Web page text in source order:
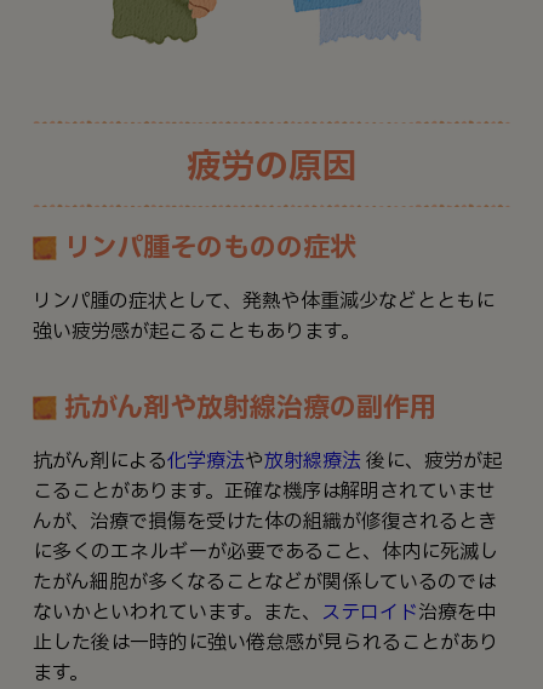
疲労の原因
リンパ腫そのものの症状
リンパ腫の症状として、発熱や体重減少などとともに
強い疲労感が起こることもあります。
抗がん剤や放射線治療の副作用
抗がん剤による化学療法や放射線療法 後に、疲労が起
こることがあります。正確な機序は解明されていませ
んが、治療で損傷を受けた体の組織が修復されるとき
に多くのエネルギーが必要であること、体内に死滅し
たがん細胞が多くなることなどが関係しているのでは
ないかといわれています。また、 ステロイド治療を中
止した後は一時的に強い倦怠感が見られることがあり
ます。